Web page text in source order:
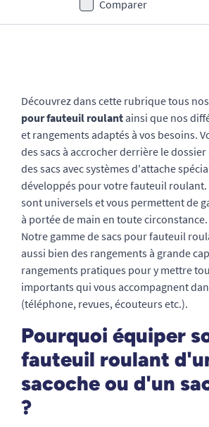
Comparer
Découvrez dans cette rubrique tous
pour fauteuil roulant ainsi que nos
et rangements adaptés à vos besoins.
des sacs à accrocher derrière le
des sacs avec systèmes d'attache
développés pour votre fauteuil roulant.
sont universels et vous permettent de
à portée de main en toute circonstance.
Notre gamme de sacs pour fauteuil
aussi bien des rangements à grande
rangements pratiques pour y mettre
importants qui vous accompagnent
(téléphone, revues, écouteurs etc.).
Pourquoi équiper
fauteuil roulant
sacoche ou d'un
?